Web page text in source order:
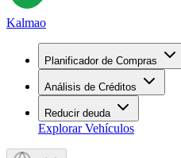
Kalmao
Planificador de Compras
Análisis de Créditos
Reducir deuda
Explorar Vehículos